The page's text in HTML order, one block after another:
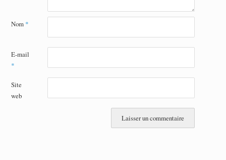
Nom *
E-mail
*
Site
web